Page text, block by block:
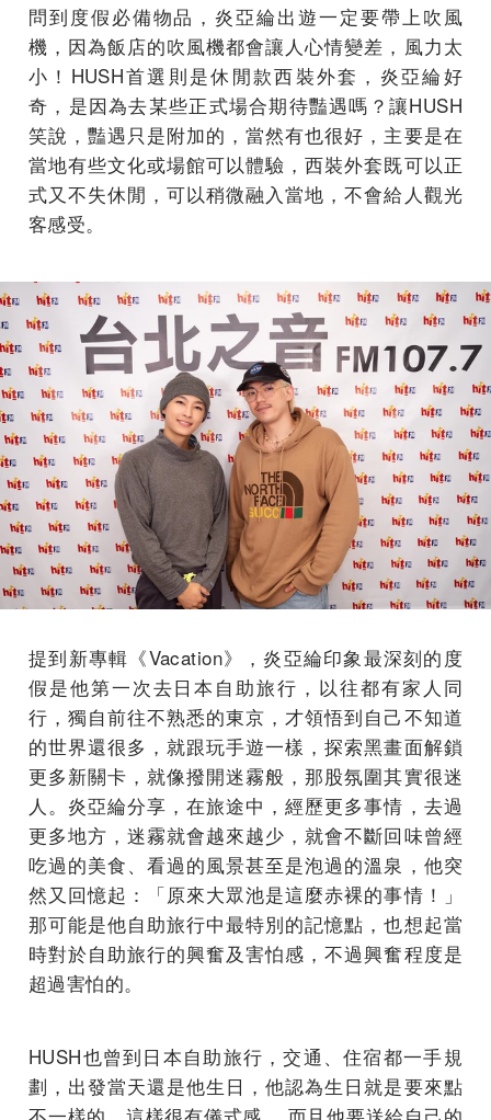
問到度假必備物品，炎亞綸出遊一定要帶上吹風
機，因為飯店的吹風機都會讓人心情變差，風力太
小！HUSH首選則是休閒款西裝外套，炎亞綸好
奇，是因為去某些正式場合期待豔遇嗎？讓HUSH
笑說，豔遇只是附加的，當然有也很好，主要是在
當地有些文化或場館可以體驗，西裝外套既可以正
式又不失休閒，可以稍微融入當地，不會給人觀光
客感受。
提到新專輯《Vacation》，炎亞綸印象最深刻的度
假是他第一次去日本自助旅行，以往都有家人同
行，獨自前往不熟悉的東京，才領悟到自己不知道
的世界還很多，就跟玩手遊一樣，探索黑畫面解鎖
更多新關卡，就像撥開迷霧般，那股氛圍其實很迷
人。炎亞綸分享，在旅途中，經歷更多事情，去過
更多地方，迷霧就會越來越少，就會不斷回味曾經
吃過的美食、看過的風景甚至是泡過的溫泉，他突
然又回憶起：「原來大眾池是這麼赤裸的事情！」
那可能是他自助旅行中最特別的記憶點，也想起當
時對於自助旅行的興奮及害怕感，不過興奮程度是
超過害怕的。
HUSH也曾到日本自助旅行，交通、住宿都一手規
劃，出發當天還是他生日，他認為生日就是要來點